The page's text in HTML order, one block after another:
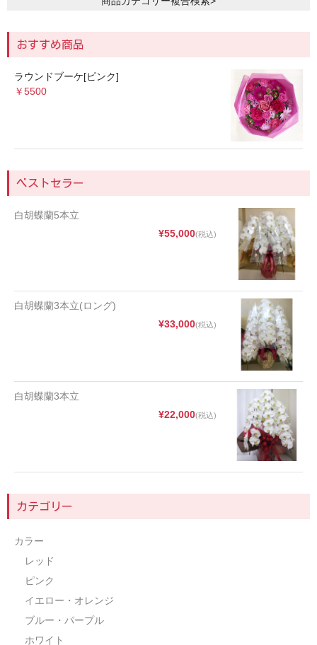
おすすめ商品
ラウンドブーケ[ピンク]
￥5500
ベストセラー
白胡蝶蘭5本立
¥55,000(税込)
白胡蝶蘭3本立(ロング)
¥33,000(税込)
白胡蝶蘭3本立
¥22,000(税込)
カテゴリー
カラー
レッド
ピンク
イエロー・オレンジ
ブルー・パープル
ホワイト